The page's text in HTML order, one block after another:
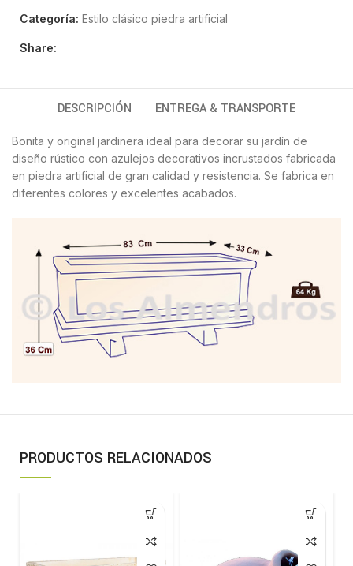
Categoría: Estilo clásico piedra artificial
Share:
DESCRIPCIÓN ENTREGA & TRANSPORTE
Bonita y original jardinera ideal para decorar su jardín de
diseño rústico con azulejos decorativos incrustados fabricada
en piedra artificial de gran calidad y resistencia. Se fabrica en
diferentes colores y excelentes acabados.
PRODUCTOS RELACIONADOS